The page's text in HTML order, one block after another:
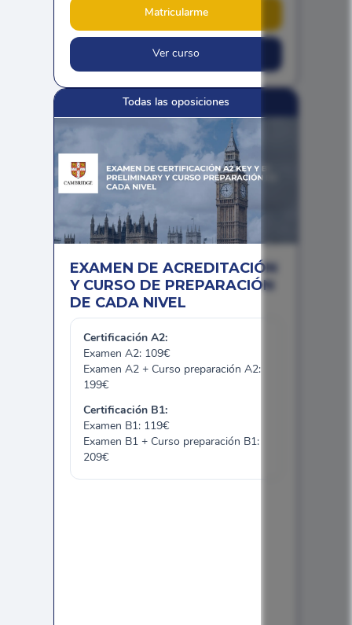
Matricularme
Ver curso
Todas las oposiciones
EXAMEN DE ACREDITACIÓN
Y CURSO DE PREPARACIÓN
DE CADA NIVEL
Certificación A2:
Examen A2: 109€
Examen A2 + Curso preparación A2:
199€
Certificación B1:
Examen B1: 119€
Examen B1 + Curso preparación B1:
209€